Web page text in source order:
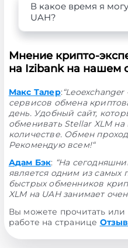
В какое время я
UAH?
Мнение крипто-
на Izibank на нашем
Макс Талер:
сервисов обмена
день. Удобный сайт,
обменивать Stellar XLM
количестве. Обмен
Рекомендую всем!“
Адам Бэк: “На
является одним из самых
быстрых обменников
XLM на UAH занимает
Вы можете прочитать или
работе на странице